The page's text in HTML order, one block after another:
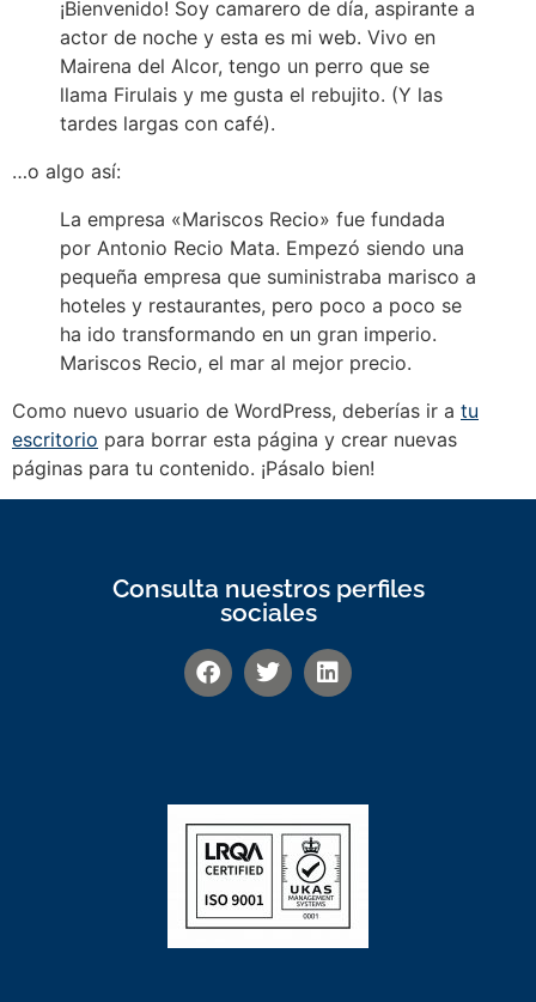
¡Bienvenido! Soy camarero de día, aspirante a
actor de noche y esta es mi web. Vivo en
Mairena del Alcor, tengo un perro que se
llama Firulais y me gusta el rebujito. (Y las
tardes largas con café).
…o algo así:
La empresa «Mariscos Recio» fue fundada
por Antonio Recio Mata. Empezó siendo una
pequeña empresa que suministraba marisco a
hoteles y restaurantes, pero poco a poco se
ha ido transformando en un gran imperio.
Mariscos Recio, el mar al mejor precio.
Como nuevo usuario de WordPress, deberías ir a tu
escritorio para borrar esta página y crear nuevas
páginas para tu contenido. ¡Pásalo bien!
Consulta nuestros perfiles
sociales